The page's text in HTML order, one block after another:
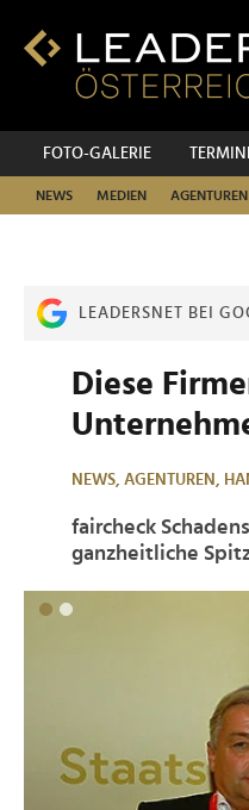
Inhalt
Fußzeilen-
FOTO-GALERIE
NEWS MEDIEN AGENTUREN
LEADERSNET BEI
Diese
NEWS, AGENTUREN,
faircheck
ganzheitliche